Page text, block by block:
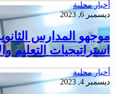
أخبار محلية
ديسمبر 6, 2023
موجهو المدارس
استراتيجيات التعليم
أخبار محلية
ديسمبر 4, 2023